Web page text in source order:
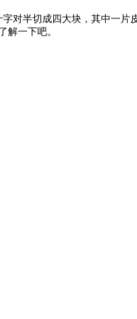
半切成四大块，其中一片
解一下吧。